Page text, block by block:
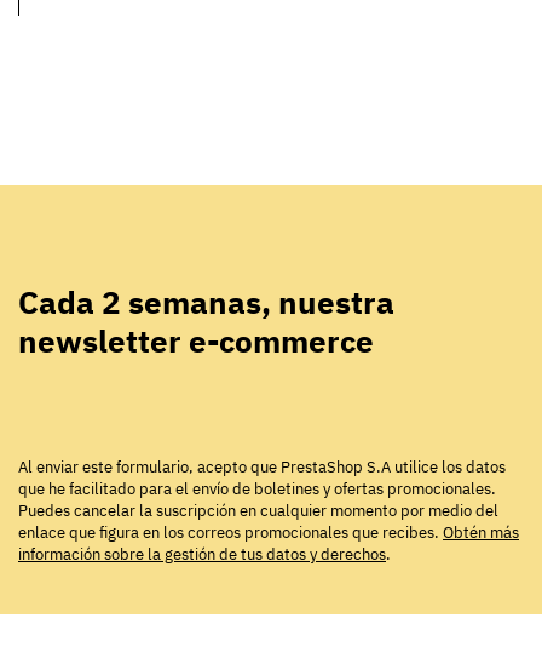
Cada 2 semanas, nuestra
newsletter e-commerce
Al enviar este formulario, acepto que PrestaShop S.A utilice los datos
que he facilitado para el envío de boletines y ofertas promocionales.
Puedes cancelar la suscripción en cualquier momento por medio del
enlace que figura en los correos promocionales que recibes. Obtén más
información sobre la gestión de tus datos y derechos.